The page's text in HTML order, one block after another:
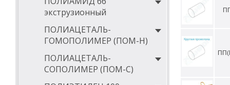
экструзионный
ПОЛИАЦЕТАЛЬ-
ГОМОПОЛИМЕР (ПОМ-Н)
ПОЛИАЦЕТАЛЬ-
СОПОЛИМЕР (ПОМ-С)